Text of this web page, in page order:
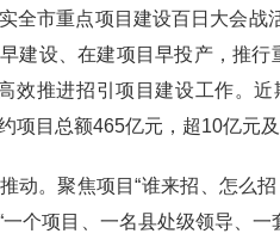
全市重点项目建设百日大会战
建设、在建项目早投产，推行
效推进招引项目建设工作。
项目总额465亿元，超10亿元及
动。聚焦项目“谁来招、怎么
个项目、一名县处级领导、